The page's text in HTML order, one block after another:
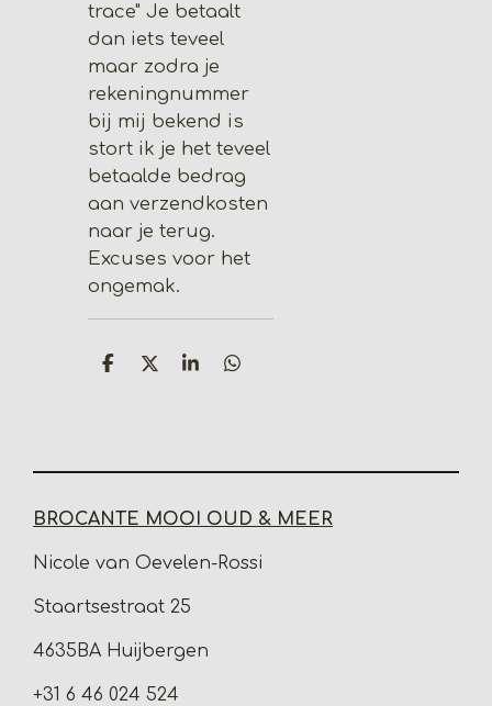
trace" Je betaalt
dan iets teveel
maar zodra je
rekeningnummer
bij mij bekend is
stort ik je het teveel
betaalde bedrag
aan verzendkosten
naar je terug.
Excuses voor het
ongemak.
D
D
S
D
BROCANTE MOOI OUD & MEER
Nicole van Oevelen-Rossi
Staartsestraat 25
4635BA Huijbergen
+31 6 46 024 524